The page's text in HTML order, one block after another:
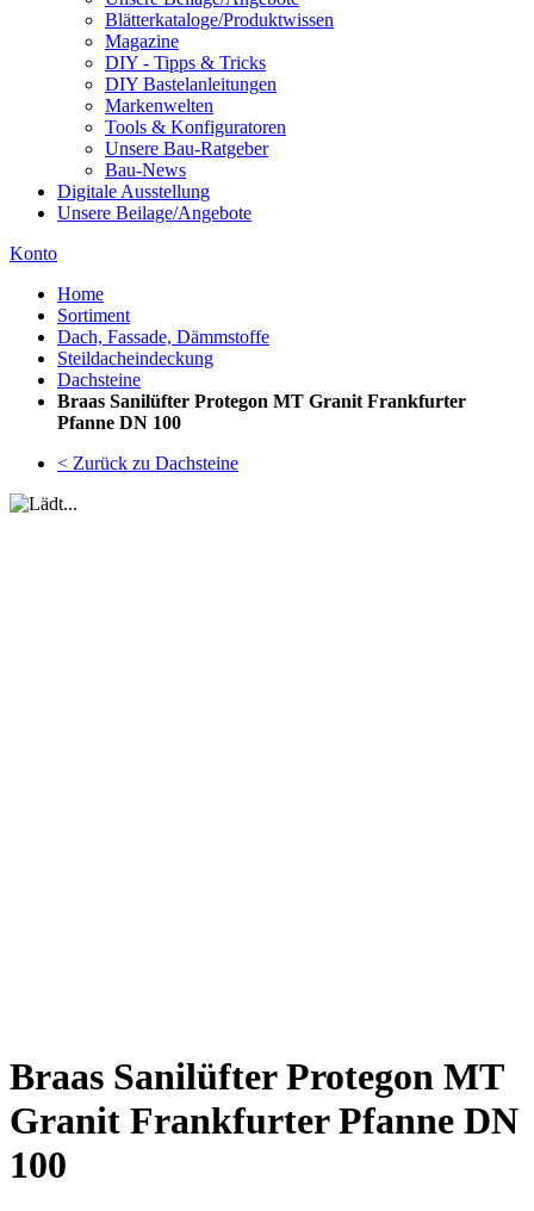
Blätterkataloge/Produktwissen
Magazine
DIY - Tipps & Tricks
DIY Bastelanleitungen
Markenwelten
Tools & Konfiguratoren
Unsere Bau-Ratgeber
Bau-News
Digitale Ausstellung
Unsere Beilage/Angebote
Konto
Home
Sortiment
Dach, Fassade, Dämmstoffe
Steildacheindeckung
Dachsteine
Braas Sanilüfter Protegon MT Granit Frankfurter
Pfanne DN 100
< Zurück zu Dachsteine
Braas Sanilüfter Protegon MT
Granit Frankfurter Pfanne DN
100